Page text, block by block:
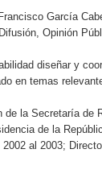
García
Opinión
diseñar y
en temas
la Secretaría de
de la
al 2003;